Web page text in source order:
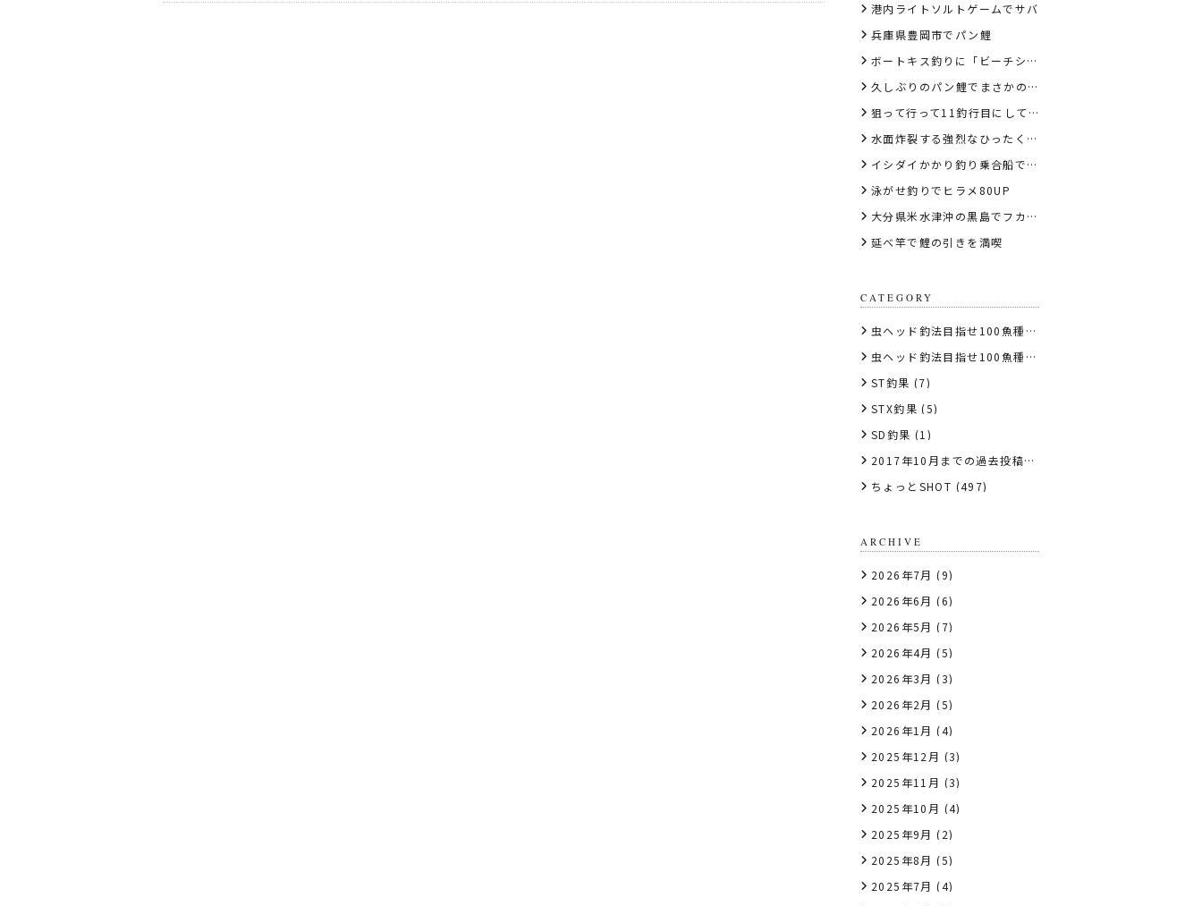
港内ライトソルトゲームでサバ
兵庫県豊岡市でパン鯉
​ボートキス釣りに「ビーチショット天秤6cm」を推す理由
久しぶりのパン鯉でまさかの錦鯉
狙って行って11釣行目にして初めてのGT
水面炸裂する強烈なひったくりバイトでバラフエダイ
イシダイかかり釣り乗合船で竿頭
泳がせ釣りでヒラメ80UP
大分県米水津沖の黒島でフカセ釣りグレ
延べ竿で鯉の引きを満喫
CATEGORY
虫ヘッド釣法目指せ100魚種キャンペーン2017
虫ヘッド釣法目指せ100魚種キャンペーン2018
ST釣果 (7)
STX釣果 (5)
SD釣果 (1)
2017年10月までの過去投稿はこちら
ちょっとSHOT (497)
ARCHIVE
2026年7月 (9)
2026年6月 (6)
2026年5月 (7)
2026年4月 (5)
2026年3月 (3)
2026年2月 (5)
2026年1月 (4)
2025年12月 (3)
2025年11月 (3)
2025年10月 (4)
2025年9月 (2)
2025年8月 (5)
2025年7月 (4)